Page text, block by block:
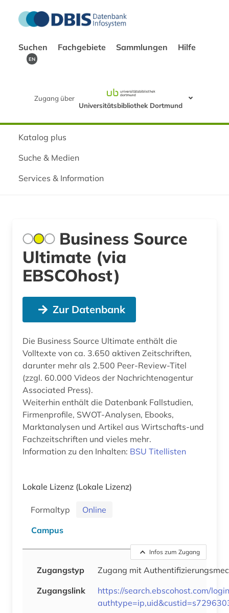
Suchen Fachgebiete Sammlungen Hilfe
EN
Zugang über
Universitätsbibliothek Dortmund
Katalog plus
Suche & Medien
Services & Information
Business Source
Ultimate (via
EBSCOhost)
Zur Datenbank
Die Business Source Ultimate enthält die
Volltexte von ca. 3.650 aktiven Zeitschriften,
darunter mehr als 2.500 Peer-Review-Titel
(zzgl. 60.000 Videos der Nachrichtenagentur
Associated Press).
Weiterhin enthält die Datenbank Fallstudien,
Firmenprofile, SWOT-Analysen, Ebooks,
Marktanalysen und Artikel aus Wirtschafts-und
Fachzeitschriften und vieles mehr.
Information zu den Inhalten: BSU Titellisten
Lokale Lizenz (Lokale Lizenz)
Formaltyp
Online
Campus
Infos zum Zugang
Zugangstyp
Zugang mit
Zugangslink
https://search.ebscohost.com/